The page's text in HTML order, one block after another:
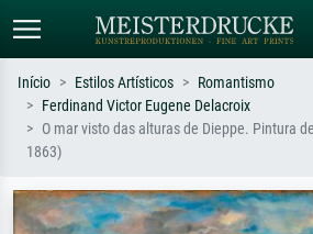
Pesquisa padrão
Pesquise por artista, título ou estilo –
impressionismo, onda de Hokusai, nu.
a óleo
Início Estilos Artísticos
Romantismo
Ferdinand Victor Eugene Delacroix
O mar visto das alturas de Dieppe. Pintura
1863)